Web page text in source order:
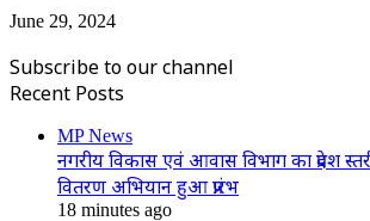
June 29, 2024
Subscribe to our channel
Recent Posts
MP News
नगरीय विकास एवं आवास विभाग का प्रदेश
वितरण अभियान हुआ प्रारंभ
18 minutes ago